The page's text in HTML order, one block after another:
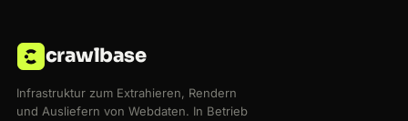
crawlbase
Infrastruktur zum Extrahieren, Rendern
und Ausliefern von Webdaten. In Betrieb